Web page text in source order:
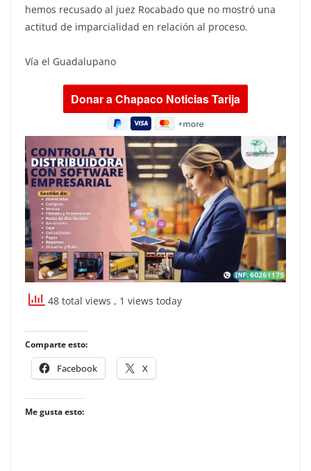
hemos recusado al juez Rocabado que no mostró una
actitud de imparcialidad en relación al proceso.
Vía el Guadalupano
48 total views , 1 views today
Comparte esto:
Facebook X
Me gusta esto: